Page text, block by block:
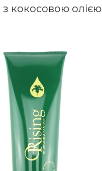
кокосовою олією